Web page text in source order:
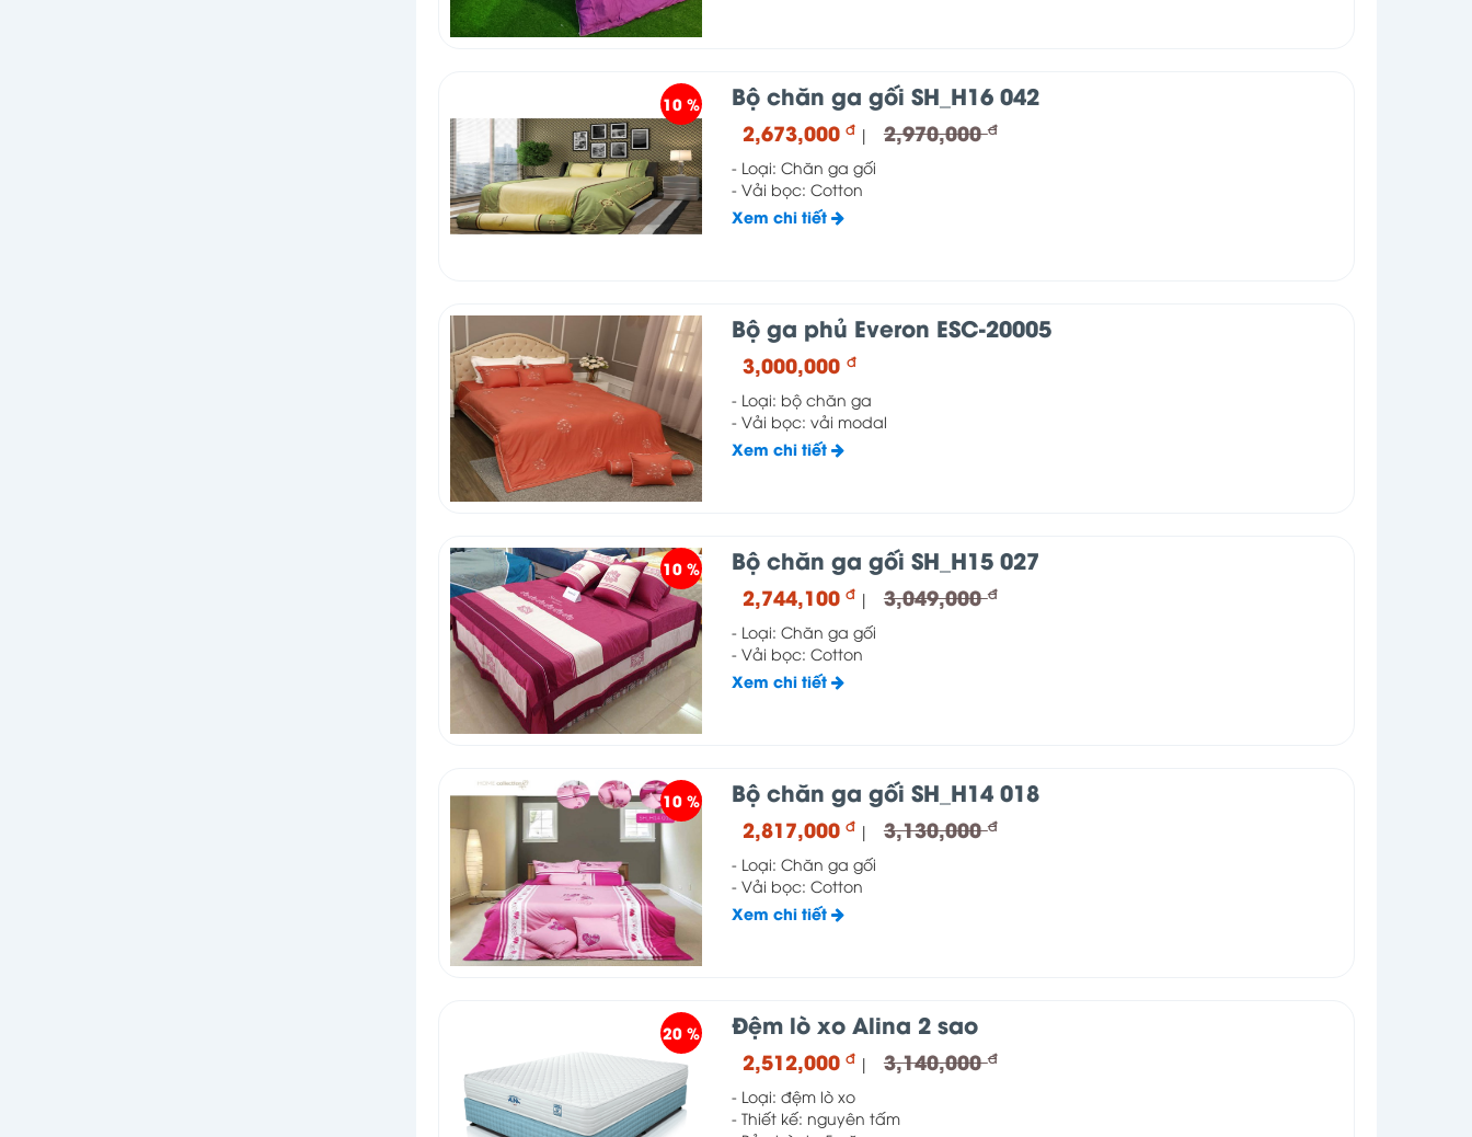
10 % Bộ chăn ga gối SH_H16 042
2,673,000 đ | 2,970,000đ
- Loại: Chăn ga gối
- Vải bọc: Cotton
Xem chi tiết
Bộ ga phủ Everon ESC-20005
3,000,000 đ
- Loại: bộ chăn ga
- Vải bọc: vải modal
Xem chi tiết
10 % Bộ chăn ga gối SH_H15 027
2,744,100 đ | 3,049,000đ
- Loại: Chăn ga gối
- Vải bọc: Cotton
Xem chi tiết
10 % Bộ chăn ga gối SH_H14 018
2,817,000 đ | 3,130,000đ
- Loại: Chăn ga gối
- Vải bọc: Cotton
Xem chi tiết
20 % Đệm lò xo Alina 2 sao
2,512,000 đ | 3,140,000đ
- Loại: đệm lò xo
- Thiết kế: nguyên tấm